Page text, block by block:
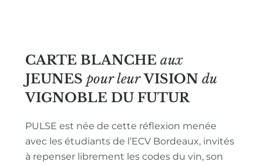
CARTE BLANCHE aux
JEUNES pour leur VISION du
VIGNOBLE DU FUTUR
PULSE est née de cette réflexion menée
avec les étudiants de l’ECV Bordeaux, invités
à repenser librement les codes du vin, son